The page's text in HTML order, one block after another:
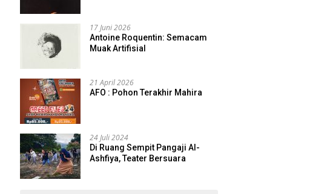
17 Juni 2026
Antoine Roquentin: Semacam
Muak Artifisial
21 April 2026
AFO : Pohon Terakhir Mahira
24 Juli 2024
Di Ruang Sempit Pangaji Al-
Ashfiya, Teater Bersuara